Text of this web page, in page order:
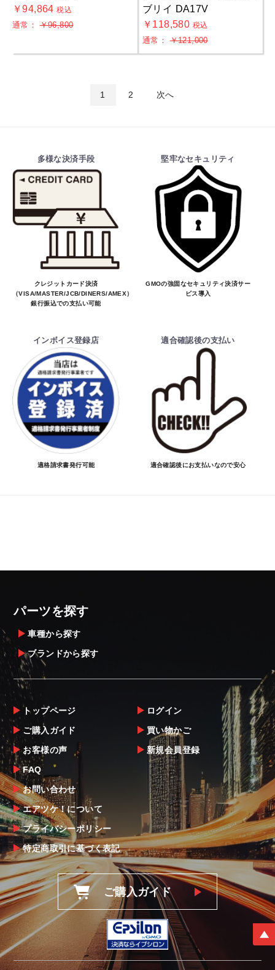
￥94,864税込
通常：￥96,800
ブリイ DA17V
￥118,580 税込
通常：￥121,000
1 2 次へ
多様な決済手段
クレジットカード決済
（VISA/MASTER/JCB/DINERS/AMEX）、
銀行振込での支払い可能
堅牢なセキュリティ
GMOの強固なセキュリティ決済サー
ビス導入
インボイス登録店
適格請求書発行可能
適合確認後の支払い
適合確認後にお支払いなので安心
パーツを探す
車種から探す
ブランドから探す
トップページ
ご購入ガイド
お客様の声
FAQ
お問い合わせ
エアツケ！について
プライバシーポリシー
特定商取引に基づく表記
ログイン
買い物かご
新規会員登録
ご購入ガイド